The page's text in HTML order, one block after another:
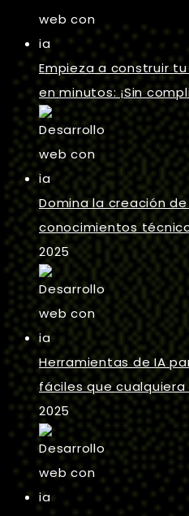
Empieza a construir
en minutos: ¡Sin
Domina la creación
conocimientos
2025
Herramientas de IA
fáciles que cualquiera
2025